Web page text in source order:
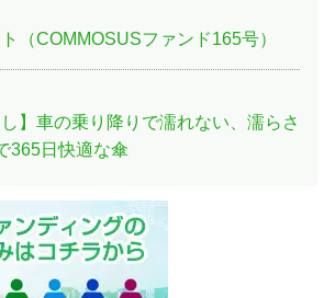
（COMMOSUSファンド165号）
し】車の乗り降りで濡れない、濡らさ
365日快適な傘